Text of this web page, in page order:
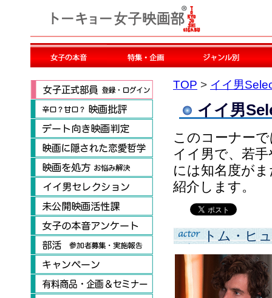
TOP > イイ男
イイ男
このコーナー
イイ男で、若
には知名度が
紹介します。
トム・ヒ